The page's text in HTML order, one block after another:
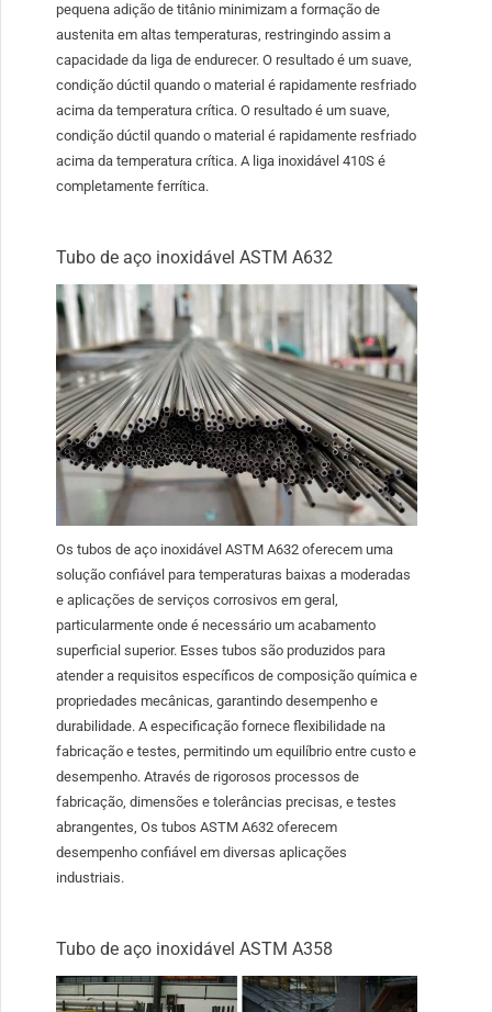
pequena adição de titânio minimizam a formação de
austenita em altas temperaturas, restringindo assim a
capacidade da liga de endurecer. O resultado é um suave,
condição dúctil quando o material é rapidamente resfriado
acima da temperatura crítica. O resultado é um suave,
condição dúctil quando o material é rapidamente resfriado
acima da temperatura crítica. A liga inoxidável 410S é
completamente ferrítica.
Tubo de aço inoxidável ASTM A632
Os tubos de aço inoxidável ASTM A632 oferecem uma
solução confiável para temperaturas baixas a moderadas
e aplicações de serviços corrosivos em geral,
particularmente onde é necessário um acabamento
superficial superior. Esses tubos são produzidos para
atender a requisitos específicos de composição química e
propriedades mecânicas, garantindo desempenho e
durabilidade. A especificação fornece flexibilidade na
fabricação e testes, permitindo um equilíbrio entre custo e
desempenho. Através de rigorosos processos de
fabricação, dimensões e tolerâncias precisas, e testes
abrangentes, Os tubos ASTM A632 oferecem
desempenho confiável em diversas aplicações
industriais.
Tubo de aço inoxidável ASTM A358